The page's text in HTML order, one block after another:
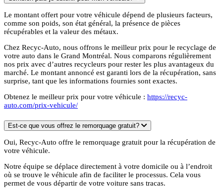
Le montant offert pour votre véhicule dépend de plusieurs facteurs,
comme son poids, son état général, la présence de pièces
récupérables et la valeur des métaux.
Chez Recyc-Auto, nous offrons le meilleur prix pour le recyclage de
votre auto dans le Grand Montréal. Nous comparons régulièrement
nos prix avec d’autres recycleurs pour rester les plus avantageux du
marché. Le montant annoncé est garanti lors de la récupération, sans
surprise, tant que les informations fournies sont exactes.
Obtenez le meilleur prix pour votre véhicule : https://recyc-
auto.com/prix-vehicule/
Est-ce que vous offrez le remorquage gratuit?
Oui, Recyc-Auto offre le remorquage gratuit pour la récupération de
votre véhicule.
Notre équipe se déplace directement à votre domicile ou à l’endroit
où se trouve le véhicule afin de faciliter le processus. Cela vous
permet de vous départir de votre voiture sans tracas.